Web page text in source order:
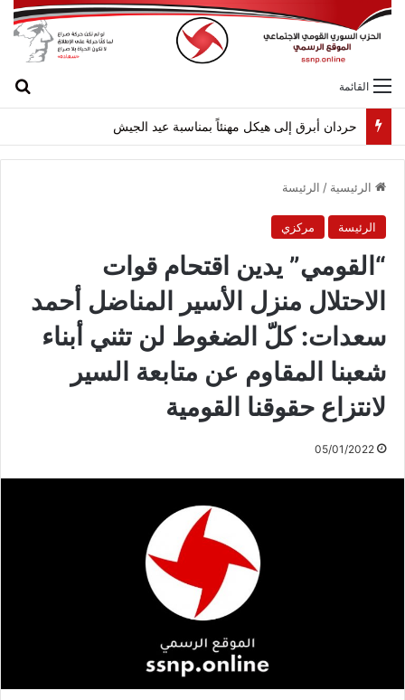
القائمة
حردان أبرق إلى هيكل مهنئاً بمناسبة عيد الجيش
الرئيسية / الرئيسة
الرئيسة مركزي
“القومي” يدين اقتحام قوات
الاحتلال منزل الأسير المناضل أحمد
سعدات: كلّ الضغوط لن تثني أبناء
شعبنا المقاوم عن متابعة السير
لانتزاع حقوقنا القومية
05/01/2022